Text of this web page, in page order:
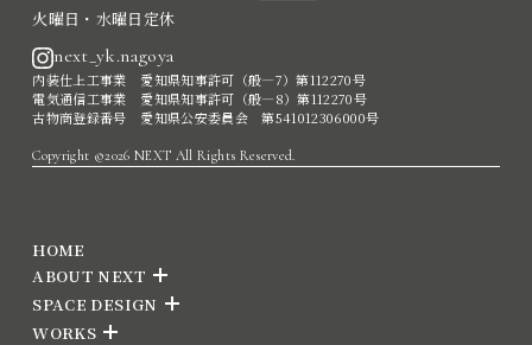
火曜日・水曜日定休
next_yk.nagoya
内装仕上工事業 愛知県知事許可（般―7）第112270号
電気通信工事業 愛知県知事許可（般―8）第112270号
古物商登録番号 愛知県公安委員会 第541012306000号
Copyright ©2026 NEXT All Rights Reserved.
HOME
ABOUT NEXT
SPACE DESIGN
WORKS